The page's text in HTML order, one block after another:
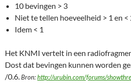
10 bevingen > 3
Niet te tellen hoeveelheid > 1 en <
Idem < 1
Het KNMI vertelt in een
Dost dat bevingen kunnen worden
/0.6.Bron:http://urubin.com/forums/